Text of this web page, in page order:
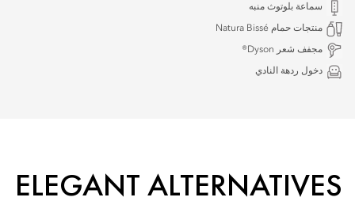
سماعة بلوتوث منبه
منتجات حمام Natura Bissé
مجفف شعر Dyson®
دخول ردهة النادي
ELEGANT ALTERNATIVES